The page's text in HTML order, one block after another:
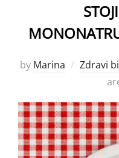
by Marina Zdravi